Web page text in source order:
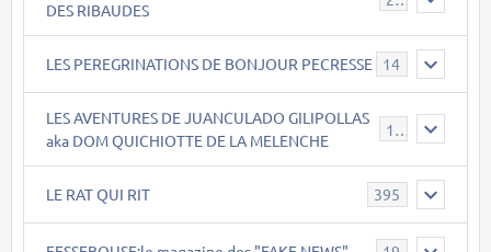
DES RIBAUDES
LES PEREGRINATIONS DE BONJOUR PECRESSE 14
LES AVENTURES DE JUANCULADO GILIPOLLAS
aka DOM QUICHIOTTE DE LA MELENCHE
119
LE RAT QUI RIT 395